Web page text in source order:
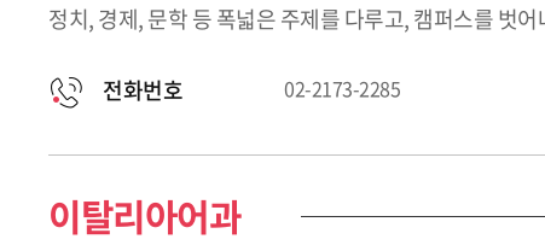
정치, 경제, 문학 등 폭넓은 주제를 다루고, 캠퍼스를 벗
전화번호 02-2173-2285
이탈리아어과